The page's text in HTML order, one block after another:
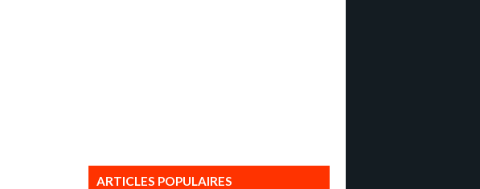
ARTICLES POPULAIRES